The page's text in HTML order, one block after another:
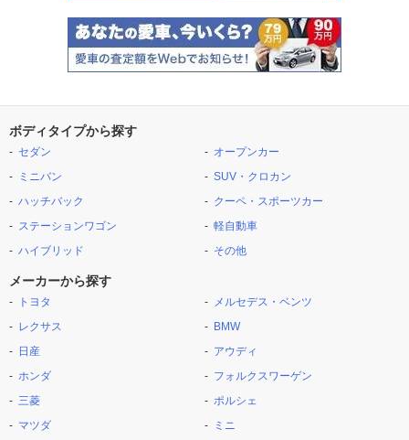
ボディタイプから探す
セダン
ミニバン
ハッチバック
ステーションワゴン
ハイブリッド
オープンカー
SUV・クロカン
クーペ・スポーツカー
軽自動車
その他
メーカーから探す
トヨタ
レクサス
日産
ホンダ
三菱
マツダ
メルセデス・ベンツ
BMW
アウディ
フォルクスワーゲン
ポルシェ
ミニ